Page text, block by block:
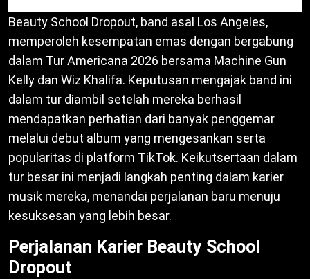
Beauty School Dropout, band asal Los Angeles,
memperoleh kesempatan emas dengan bergabung
dalam Tur Americana 2026 bersama Machine Gun
Kelly dan Wiz Khalifa. Keputusan mengajak band ini
dalam tur diambil setelah mereka berhasil
mendapatkan perhatian dari banyak penggemar
melalui debut album yang mengesankan serta
popularitas di platform TikTok. Keikutsertaan dalam
tur besar ini menjadi langkah penting dalam karier
musik mereka, menandai perjalanan baru menuju
kesuksesan yang lebih besar.
Perjalanan Karier Beauty School
Dropout